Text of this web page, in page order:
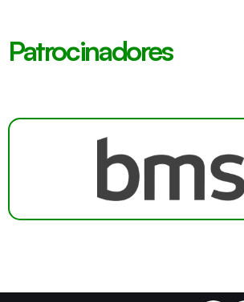
Patrocinadores